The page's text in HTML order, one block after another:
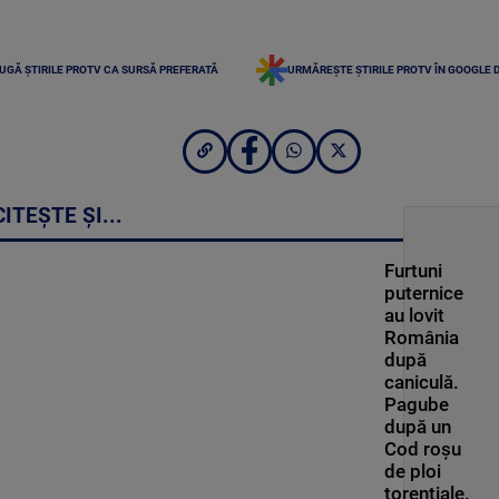
ȘTIRILE PROTV CA SURSĂ PREFERATĂ URMĂREȘTE ȘTIRILE PROTV ÎN GOOGLE
ȘI...
Furtuni
puternice
au lovit
România
după
caniculă.
Pagube
după un
Cod roşu
de ploi
torenţiale.